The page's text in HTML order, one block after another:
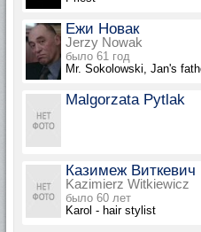
Ежи Новак
Jerzy Nowak
было 61 год
Mr. Sokolowski, Jan's
Malgorzata Pytlak
Казимеж Виткевич
Kazimierz Witkiewicz
было 60 лет
Karol - hair stylist